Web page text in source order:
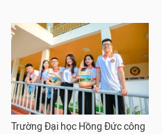
Trường Đại học Hồng Đức công